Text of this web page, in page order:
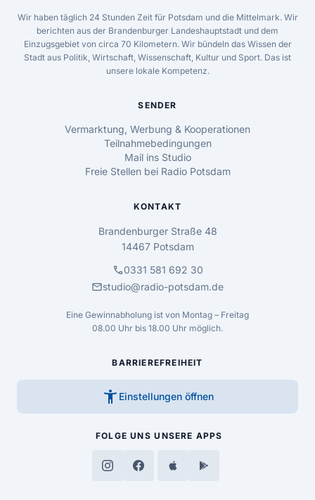
Wir haben täglich 24 Stunden Zeit für Potsdam und die Mittelmark. Wir
berichten aus der Brandenburger Landeshauptstadt und dem
Einzugsgebiet von circa 70 Kilometern. Wir bündeln das Wissen der
Stadt aus Politik, Wirtschaft, Wissenschaft, Kultur und Sport. Das ist
unsere lokale Kompetenz.
SENDER
Vermarktung, Werbung & Kooperationen
Teilnahmebedingungen
Mail ins Studio
Freie Stellen bei Radio Potsdam
KONTAKT
Brandenburger Straße 48
14467 Potsdam
call0331 581 692 30
mailstudio@radio-potsdam.de
Eine Gewinnabholung ist von Montag – Freitag
08.00 Uhr bis 18.00 Uhr möglich.
BARRIEREFREIHEIT
accessibility_new Einstellungen öffnen
FOLGE UNS UNSERE APPS